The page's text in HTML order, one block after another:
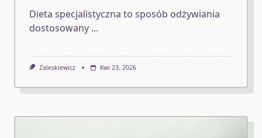
Dieta specjalistyczna to sposób odżywiania
dostosowany ...
Zaleskiewicz Kwi 23, 2026